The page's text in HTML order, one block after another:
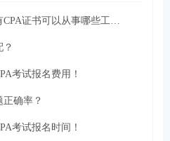
CPA证书好考吗？持有CPA证书可以从事哪些工作？
？
考试报名费用！
正确率？
考试报名时间！